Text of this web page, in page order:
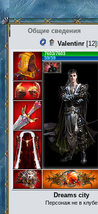
Общие сведения
Valentinr[12]
7603/7603
59/59
Dreams city
Персонаж не в клубе